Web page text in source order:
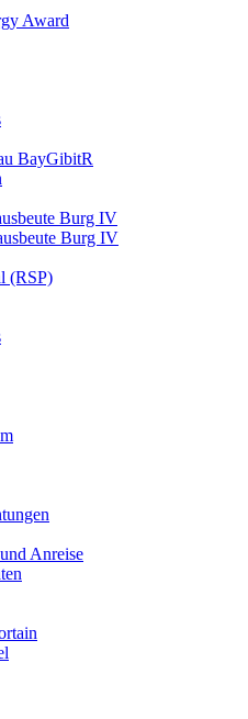
Award
BayGibitR
Burg IV
Burg IV
(RSP)
Anreise